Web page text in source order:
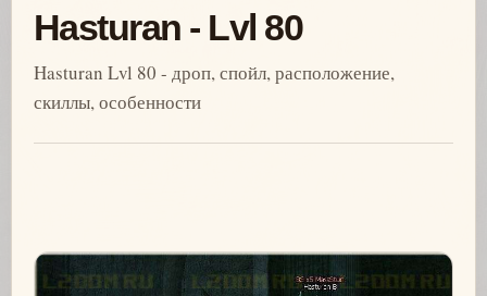
Hasturan - Lvl 80
Hasturan Lvl 80 - дроп, спойл, расположение,
скиллы, особенности